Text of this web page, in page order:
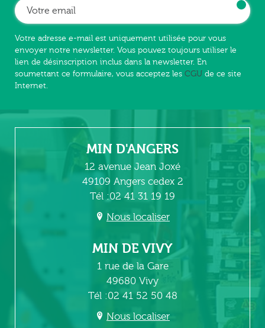
Votre adresse e-mail est uniquement utilisée pour vous
envoyer notre newsletter. Vous pouvez toujours utiliser le
lien de désinscription inclus dans la newsletter. En
soumettant ce formulaire, vous acceptez les CGU de ce site
Internet.
MIN D'ANGERS
12 avenue Jean Joxé
49109 Angers cedex 2
Tél :02 41 31 19 19
Nous localiser
MIN DE VIVY
1 rue de la Gare
49680 Vivy
Tél :02 41 52 50 48
Nous localiser